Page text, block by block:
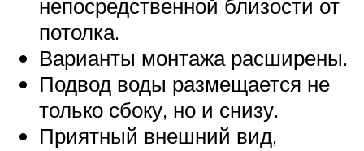
непосредственной близости от
потолка.
Варианты монтажа расширены.
Подвод воды размещается не
только сбоку, но и снизу.
Приятный внешний вид,